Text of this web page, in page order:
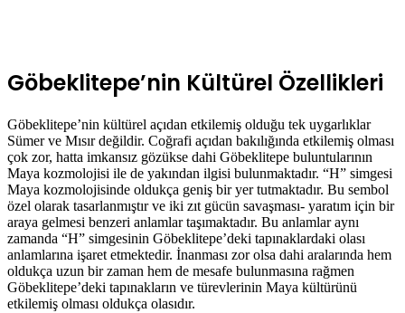
Göbeklitepe’nin Kültürel Özellikleri
Göbeklitepe’nin kültürel açıdan etkilemiş olduğu tek uygarlıklar
Sümer ve Mısır değildir. Coğrafi açıdan bakılığında etkilemiş olması
çok zor, hatta imkansız gözükse dahi Göbeklitepe buluntularının
Maya kozmolojisi ile de yakından ilgisi bulunmaktadır. “H” simgesi
Maya kozmolojisinde oldukça geniş bir yer tutmaktadır. Bu sembol
özel olarak tasarlanmıştır ve iki zıt gücün savaşması- yaratım için bir
araya gelmesi benzeri anlamlar taşımaktadır. Bu anlamlar aynı
zamanda “H” simgesinin Göbeklitepe’deki tapınaklardaki olası
anlamlarına işaret etmektedir. İnanması zor olsa dahi aralarında hem
oldukça uzun bir zaman hem de mesafe bulunmasına rağmen
Göbeklitepe’deki tapınakların ve türevlerinin Maya kültürünü
etkilemiş olması oldukça olasıdır.